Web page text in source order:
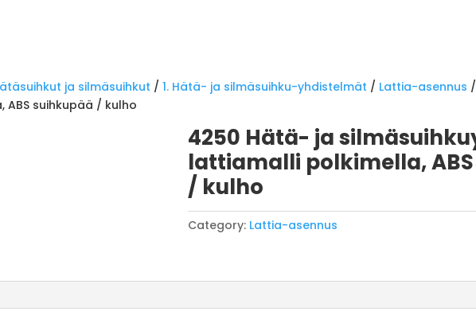
ja silmäsuihkut /1. Hätä- ja silmäsuihku-yhdistelmät / Lattia-asennus
suihkupää / kulho
4250 Hätä- ja
lattiamalli polkimella,
/ kulho
Category: Lattia-asennus